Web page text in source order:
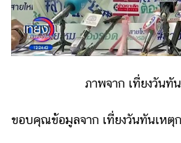
ภาพจาก เที่ยงวันทั
ขอบคุณข้อมูลจาก เที่ยงวันทันเหตุ